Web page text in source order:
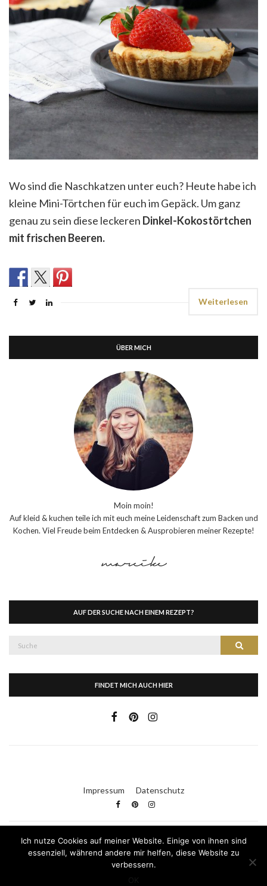
Wo sind die Naschkatzen unter euch? Heute habe ich
kleine Mini-Törtchen für euch im Gepäck. Um ganz
genau zu sein diese leckeren Dinkel-Kokostörtchen
mit frischen Beeren.
Weiterlesen
ÜBER MICH
Moin moin!
Auf kleid & kuchen teile ich mit euch meine Leidenschaft zum Backen und
Kochen. Viel Freude beim Entdecken & Ausprobieren meiner Rezepte!
AUF DER SUCHE NACH EINEM REZEPT?
Suche
Suche
FINDET MICH AUCH HIER
Impressum Datenschutz
Kleid & Kuchen
Ich nutze Cookies auf meiner Website. Einige von ihnen sind
essenziell, während andere mir helfen, diese Website zu
verbessern.